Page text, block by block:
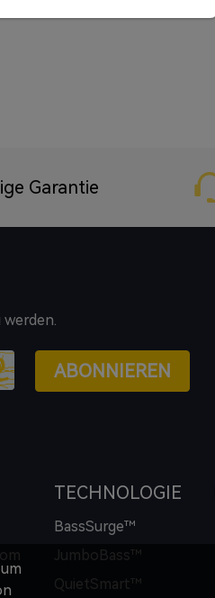
Garantie
ABONNIEREN
TECHNOLOGIE
BassSurge™
JumboBass™
QuietSmart™